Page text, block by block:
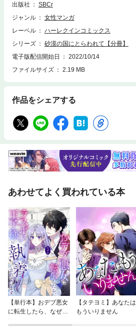
出版社
SBCr
ジャンル
女性マンガ
レーベル
ハーレクインコミックス
シリーズ
砂漠の国にとらわれて【分冊】
電子版配信開始日
2022/10/14
ファイルサイズ
2.19 MB
作品をシェアする
あわせてよく買われている本
【単行本】おデブ悪女
に転生したら、なぜか
【タテヨミ】あなたは
もういりません